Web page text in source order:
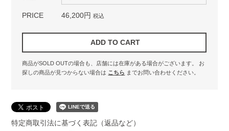
PRICE 46,200円 税込
商品がSOLD OUTの場合も、店舗には在庫がある場合がございます。
お
探しの商品が見つからない場合は こちら までお問い合わせください。
特定商取引法に基づく表記（返品など）